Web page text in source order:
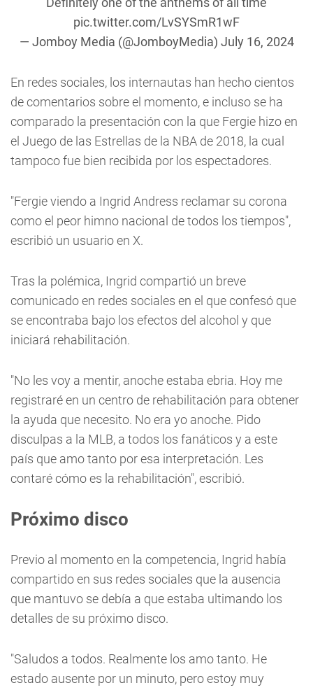
pic.twitter.com/LvSYSmR1wF
— Jomboy Media (@JomboyMedia) July 16, 2024
En redes sociales, los internautas han hecho cientos
de comentarios sobre el momento, e incluso se ha
comparado la presentación con la que Fergie hizo en
el Juego de las Estrellas de la NBA de 2018, la cual
tampoco fue bien recibida por los espectadores.
"Fergie viendo a Ingrid Andress reclamar su corona
como el peor himno nacional de todos los tiempos",
escribió un usuario en X.
Tras la polémica, Ingrid compartió un breve
comunicado en redes sociales en el que confesó que
se encontraba bajo los efectos del alcohol y que
iniciará rehabilitación.
"No les voy a mentir, anoche estaba ebria. Hoy me
registraré en un centro de rehabilitación para obtener
la ayuda que necesito. No era yo anoche. Pido
disculpas a la MLB, a todos los fanáticos y a este
país que amo tanto por esa interpretación. Les
contaré cómo es la rehabilitación", escribió.
Próximo disco
Previo al momento en la competencia, Ingrid había
compartido en sus redes sociales que la ausencia
que mantuvo se debía a que estaba ultimando los
detalles de su próximo disco.
"Saludos a todos. Realmente los amo tanto. He
estado ausente por un minuto, pero estoy muy